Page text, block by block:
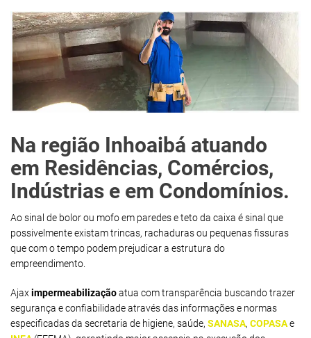
Na região Inhoaibá atuando
em Residências, Comércios,
Indústrias e em Condomínios.
Ao sinal de bolor ou mofo em paredes e teto da caixa é sinal que
possivelmente existam trincas, rachaduras ou pequenas fissuras
que com o tempo podem prejudicar a estrutura do
empreendimento.
Ajaximpermeabilizaçãoatua com transparência buscando trazer
segurança e confiabilidade através das informações e normas
especificadas da secretaria de higiene, saúde, SANASA, COPASAe